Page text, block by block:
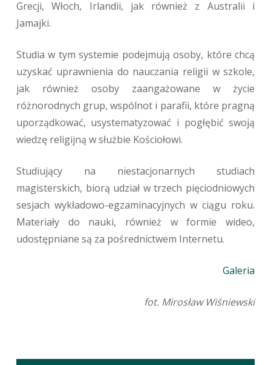
Grecji, Włoch, Irlandii, jak również z Australii i
Jamajki.
Studia w tym systemie podejmują osoby, które chcą
uzyskać uprawnienia do nauczania religii w szkole,
jak również osoby zaangażowane w życie
różnorodnych grup, wspólnot i parafii, które pragną
uporządkować, usystematyzować i pogłębić swoją
wiedzę religijną w służbie Kościołowi.
Studiujący na niestacjonarnych studiach
magisterskich, biorą udział w trzech pięciodniowych
sesjach wykładowo-egzaminacyjnych w ciągu roku.
Materiały do nauki, również w formie wideo,
udostępniane są za pośrednictwem Internetu.
Galeria
fot. Mirosław Wiśniewski